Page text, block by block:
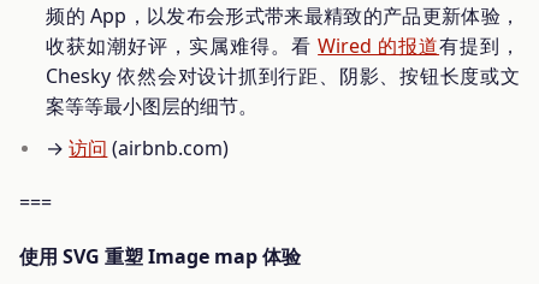
频的 App，以发布会形式带来最精致的产品更新体验，
收获如潮好评，实属难得。看Wired 的报道有提到，
Chesky 依然会对设计抓到行距、阴影、按钮长度或文
案等等最小图层的细节。
→访问 (airbnb.com)
===
使用 SVG 重塑 Image map 体验